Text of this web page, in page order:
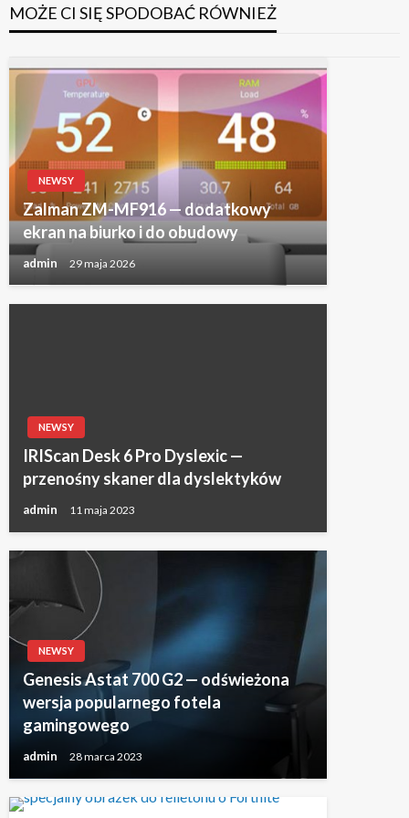
MOŻE CI SIĘ SPODOBAĆ RÓWNIEŻ
NEWSY
Zalman ZM-MF916 — dodatkowy
ekran na biurko i do obudowy
admin 29 maja 2026
NEWSY
IRIScan Desk 6 Pro Dyslexic —
przenośny skaner dla dyslektyków
admin 11 maja 2023
NEWSY
Genesis Astat 700 G2 — odświeżona
wersja popularnego fotela
gamingowego
admin 28 marca 2023